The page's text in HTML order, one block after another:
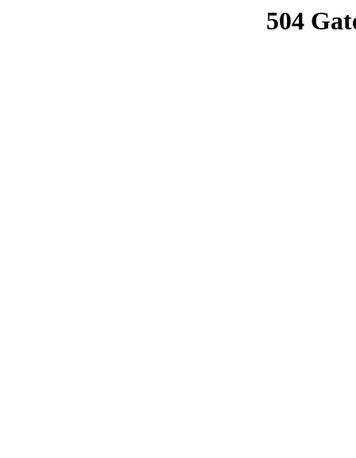
504